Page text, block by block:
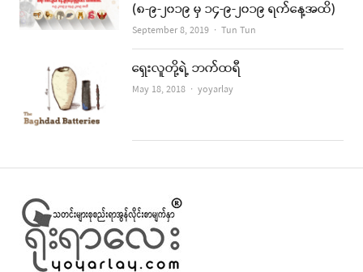
(၈-၉-၂၀၁၉ မှ ၁၄-၉-၂၀၁၉ ရက်နေ့အထိ)
September 8, 2019 Author
Tun Tun
ရှေးလူတို့ရဲ့ ဘက်ထရီ
May 18, 2018 Author
yoyarlay